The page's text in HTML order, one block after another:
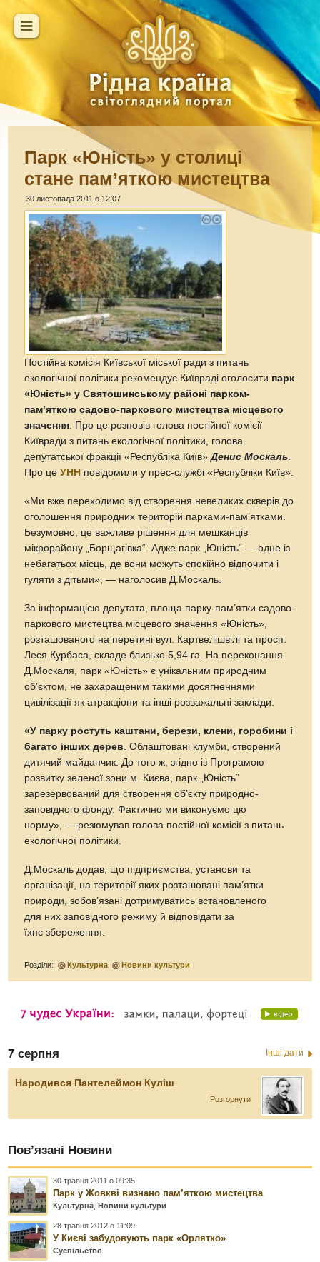
Парк «Юність» у столиці
стане пам’яткою мистецтва
30 листопада 2011 о 12:07
Постійна комісія Київської міської ради з питань
екологічної політики рекомендує Київраді оголосити парк
«Юність» у Святошинському районі парком-
пам’яткою садово-паркового мистецтва місцевого
значення . Про це розповів голова постійної комісії
Київради з питань екологічної політики, голова
депутатської фракції «Республіка Київ»Денис Москаль
Про цеУНН повідомили у прес-службі «Республіки Київ».
«Ми вже переходимо від створення невеликих скверів до
оголошення природних територій парками-пам’ятками.
Безумовно, це важливе рішення для мешканців
мікрорайону „Борщагівка“. Адже парк „Юність“ — одне із
небагатьох місць, де вони можуть спокійно відпочити і
гуляти з дітьми», — наголосив Д.Москаль.
За інформацією депутата, площа парку-пам’ятки садово-
паркового мистецтва місцевого значення «Юність»,
розташованого на перетині вул. Картвелішвілі та просп.
Леся Курбаса, складе близько 5,94 га. На переконання
Д.Москаля, парк «Юність» є унікальним природним
об’єктом, не захаращеним такими досягненнями
цивілізації як атракціони та інші розважальні заклади.
«У парку ростуть каштани, берези, клени, горобини і
багато інших дерев . Облаштовані клумби, створений
дитячий майданчик. До того ж, згідно із Програмою
розвитку зеленої зони м. Києва, парк „Юність“
зарезервований для створення об’єкту природно-
заповідного фонду. Фактично ми виконуємо цю
норму», — резюмував голова постійної комісії з питань
екологічної політики.
Д.Москаль додав, що підприємства, установи та
організації, на території яких розташовані пам’ятки
природи, зобов’язані дотримуватись встановленого
для них заповідного режиму й відповідати за
їхнє збереження.
Розділи: Культурна Новини культури
7 серпня Інші дати
Народився Пантелеймон Куліш
Розгорнути
Пов’язані Новини
30 травня 2011 о 09:35
Парк у Жовкві визнано пам’яткою мистецтва
Культурна ,Новини культури
28 травня 2012 о 11:09
У Києві забудовують парк «Орлятко»
Суспільство